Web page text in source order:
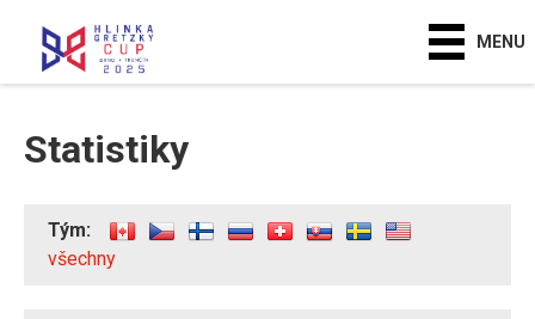
MENU
Statistiky
Tým:
všechny